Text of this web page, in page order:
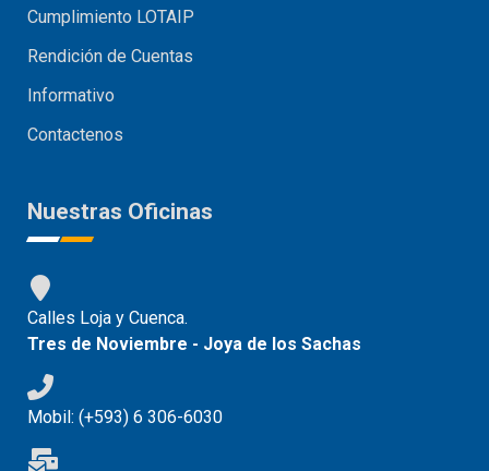
Cumplimiento LOTAIP
Rendición de Cuentas
Informativo
Contactenos
Nuestras Oficinas
Calles Loja y Cuenca.
Tres de Noviembre - Joya de los Sachas
Mobil: (+593) 6 306-6030